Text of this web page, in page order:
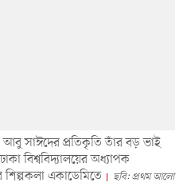
সাঈদের প্রতিকৃতি তাঁর বড় ভাই
বিশ্ববিদ্যালয়ের অধ্যাপক
একাডেমিতে
ছবি: প্রথম আলো